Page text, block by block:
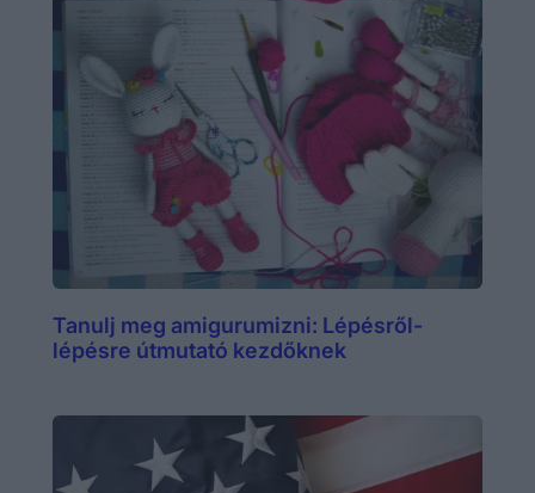
Tanulj meg amigurumizni: Lépésről-
lépésre útmutató kezdőknek